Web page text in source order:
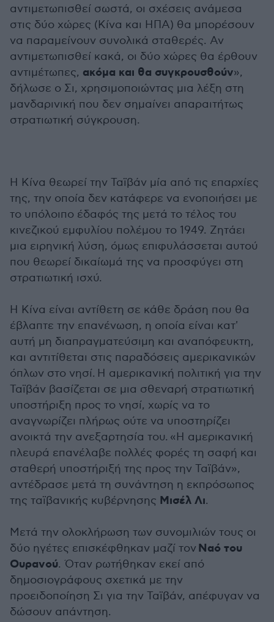
αντιμετωπισθεί σωστά, οι σχέσεις ανάμεσα
στις δύο χώρες (Κίνα και ΗΠΑ) θα μπορέσουν
να παραμείνουν συνολικά σταθερές. Αν
αντιμετωπισθεί κακά, οι δύο χώρες θα έρθουν
αντιμέτωπες, ακόμα και θα συγκρουσθούν»,
δήλωσε ο Σι, χρησιμοποιώντας μια λέξη στη
μανδαρινική που δεν σημαίνει απαραιτήτως
στρατιωτική σύγκρουση.
Η Κίνα θεωρεί την Ταϊβάν μία από τις επαρχίες
της, την οποία δεν κατάφερε να ενοποιήσει με
το υπόλοιπο έδαφός της μετά το τέλος του
κινεζικού εμφυλίου πολέμου το 1949. Ζητάει
μια ειρηνική λύση, όμως επιφυλάσσεται αυτού
που θεωρεί δικαίωμά της να προσφύγει στη
στρατιωτική ισχύ.
Η Κίνα είναι αντίθετη σε κάθε δράση που θα
έβλαπτε την επανένωση, η οποία είναι κατ'
αυτή μη διαπραγματεύσιμη και αναπόφευκτη,
και αντιτίθεται στις παραδόσεις αμερικανικών
όπλων στο νησί. Η αμερικανική πολιτική για την
Ταϊβάν βασίζεται σε μια σθεναρή στρατιωτική
υποστήριξη προς το νησί, χωρίς να το
αναγνωρίζει πλήρως ούτε να υποστηρίζει
ανοικτά την ανεξαρτησία του. «Η αμερικανική
πλευρά επανέλαβε πολλές φορές τη σαφή και
σταθερή υποστήριξή της προς την Ταϊβάν»,
αντέδρασε μετά τη συνάντηση η εκπρόσωπος
της ταϊβανικής κυβέρνησης Μισέλ Λι.
Μετά την ολοκλήρωση των συνομιλιών τους οι
δύο ηγέτες επισκέφθηκαν μαζί τον Ναό του
Ουρανού. Όταν ρωτήθηκαν εκεί από
δημοσιογράφους σχετικά με την
προειδοποίηση Σι για την Ταϊβάν, απέφυγαν να
δώσουν απάντηση.